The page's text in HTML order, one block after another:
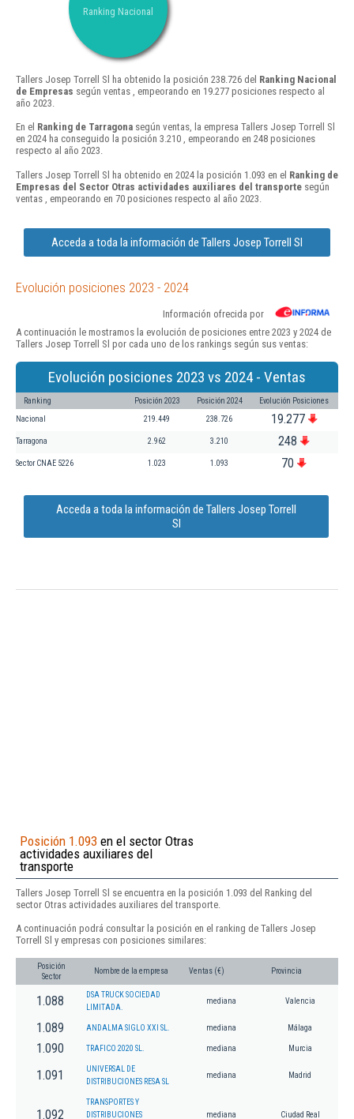
Ranking Nacional
Tallers Josep Torrell Sl ha obtenido la posición 238.726 del Ranking Nacional
de Empresas según ventas , empeorando en 19.277 posiciones respecto al
año 2023.
En el Ranking de Tarragona según ventas, la empresa Tallers Josep Torrell Sl
en 2024 ha conseguido la posición 3.210 , empeorando en 248 posiciones
respecto al año 2023.
Tallers Josep Torrell Sl ha obtenido en 2024 la posición 1.093 en el Ranking de
Empresas del Sector Otras actividades auxiliares del transporte según
ventas , empeorando en 70 posiciones respecto al año 2023.
Acceda a toda la información de Tallers Josep Torrell Sl
Evolución posiciones 2023 - 2024
Información ofrecida por
A continuación le mostramos la evolución de posiciones entre 2023 y 2024 de
Tallers Josep Torrell Sl por cada uno de los rankings según sus ventas:
Evolución posiciones 2023 vs 2024 - Ventas
Ranking Posición 2023 Posición 2024 Evolución Posiciones
Nacional 219.449 238.726 19.277
Tarragona 2.962 3.210 248
Sector CNAE 5226 1.023 1.093 70
Acceda a toda la información de Tallers Josep Torrell
Sl
Posición 1.093 en el sector Otras
actividades auxiliares del
transporte
Tallers Josep Torrell Sl se encuentra en la posición 1.093 del Ranking del
sector Otras actividades auxiliares del transporte.
A continuación podrá consultar la posición en el ranking de Tallers Josep
Torrell Sl y empresas con posiciones similares:
Posición
Sector
Nombre de la empresa Ventas (€) Provincia
1.088
DSA TRUCK SOCIEDAD
LIMITADA.
mediana Valencia
1.089 ANDALMA SIGLO XXI SL. mediana Málaga
1.090 TRAFICO 2020 SL. mediana Murcia
1.091
UNIVERSAL DE
DISTRIBUCIONES RESA SL
mediana Madrid
1.092
TRANSPORTES Y
DISTRIBUCIONES
mediana Ciudad Real